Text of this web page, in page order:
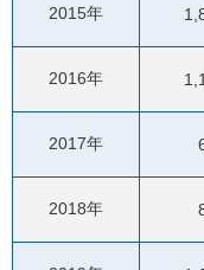
2015年
2016年
2017年
2018年